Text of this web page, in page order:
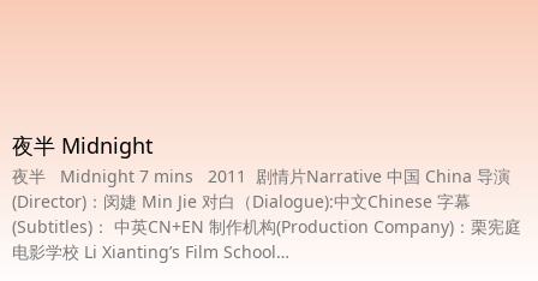
夜半 Midnight
夜半 Midnight 7 mins 2011 剧情片Narrative 中国 China 导演
(Director)：闵婕 Min Jie 对白（Dialogue):中文Chinese 字幕
(Subtitles)： 中英CN+EN 制作机构(Production Company)：栗宪庭
电影学校 Li Xianting’s Film School…